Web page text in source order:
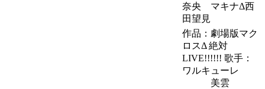
奈央 マキナΔ西
田望見
作品：劇場版マク
ロスΔ 絶対
LIVE!!!!!! 歌手：
ワルキューレ
美雲